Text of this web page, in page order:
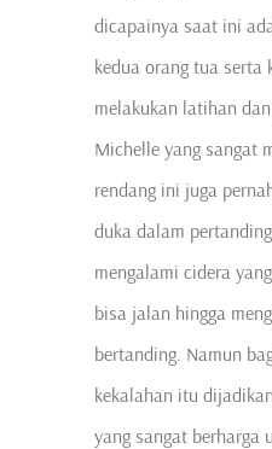
dicapainya saat ini
kedua orang tua serta
melakukan latihan
Michelle yang sangat
rendang ini juga
duka dalam
mengalami cidera
bisa jalan hingga
bertanding. Namun
kekalahan itu
yang sangat berharga